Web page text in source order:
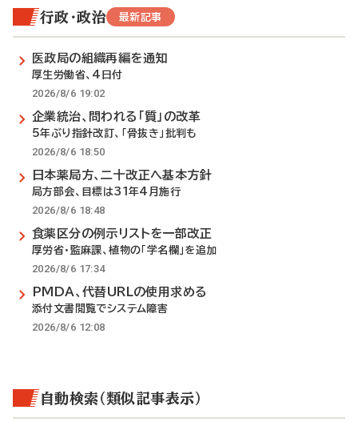
行政・政治 最新記事
医政局の組織再編を通知
厚生労働省、4日付
2026/8/6 19:02
企業統治、問われる「質」の改革
5年ぶり指針改訂、「骨抜き」批判も
2026/8/6 18:50
日本薬局方、二十改正へ基本方針
局方部会、目標は31年4月施行
2026/8/6 18:48
食薬区分の例示リストを一部改正
厚労省・監麻課、植物の「学名欄」を追加
2026/8/6 17:34
PMDA、代替URLの使用求める
添付文書閲覧でシステム障害
2026/8/6 12:08
自動検索（類似記事表示）